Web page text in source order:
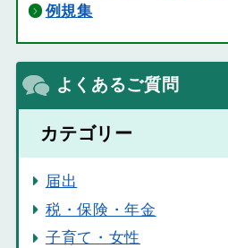
例規集
よくあるご質問
カテゴリー
届出
税・保険・年金
子育て・女性